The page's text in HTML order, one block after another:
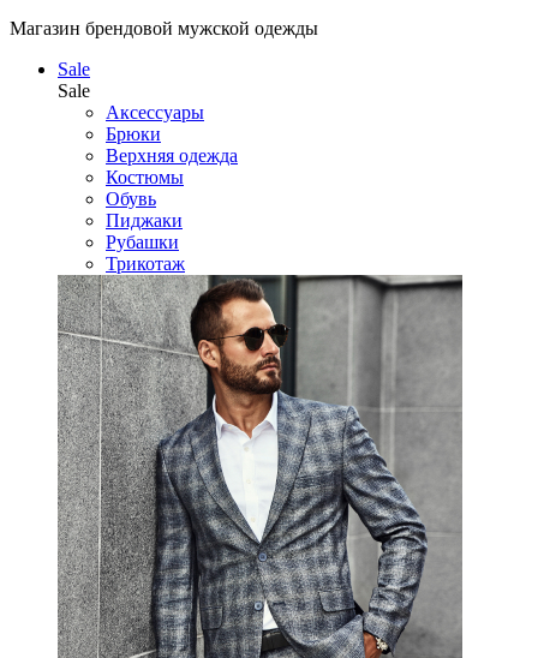
Магазин брендовой мужской одежды
Sale
Sale
Аксессуары
Брюки
Верхняя одежда
Костюмы
Обувь
Пиджаки
Рубашки
Трикотаж